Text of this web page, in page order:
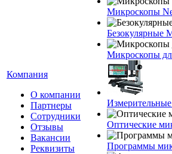
Компания
О компании
Партнеры
Сотрудники
Отзывы
Вакансии
Реквизиты
Микроскопы
Безокулярные
Микроскопы
Оптические
Программы